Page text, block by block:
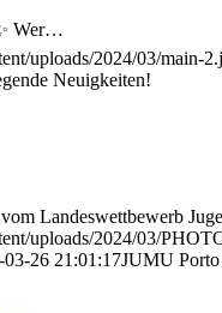
Wer…
uploads/2024/03/main-
Neuigkeiten!
Landeswettbewerb
uploads/2024/03/
03-26 21:01:17JUMU